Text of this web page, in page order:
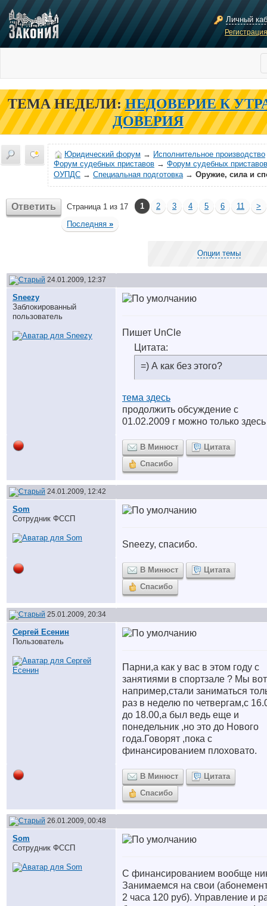
Личный
ТЕМА НЕДЕЛИ: НЕДОВЕРИЕ К
ДОВЕРИЯ
Юридический форум → Исполнительное производство
Форум судебных приставов → Форум судебных
ОУПДС → Специальная подготовка→ Оружие, сила и
Ответить Страница 1 из 17 1 2 3 4 5 6 11
>
Последняя »
Опции темы
24.01.2009, 12:37
Sneezy
Заблокированный
пользователь
Пишет UnCle
Цитата:
=) А как без этого?
тема здесь
продолжить обсуждение с
01.02.2009 г можно только здесь
В Минюст
Цитата
Спасибо
24.01.2009, 12:42
Som
Сотрудник ФССП
Sneezy, спасибо.
В Минюст
Цитата
Спасибо
25.01.2009, 20:34
Сергей Есенин
Пользователь
Парни,а как у вас в этом году с
занятиями в спортзале ? Мы вот
например,стали заниматься
раз в неделю по четвергам,с
до 18.00,а был ведь еще и
понедельник ,но это до Нового
года.Говорят ,пока с
финансированием плоховато.
В Минюст
Цитата
Спасибо
26.01.2009, 00:48
Som
Сотрудник ФССП
С финансированием вообще
Занимаемся на свои
2 часа 120 руб). Управление и